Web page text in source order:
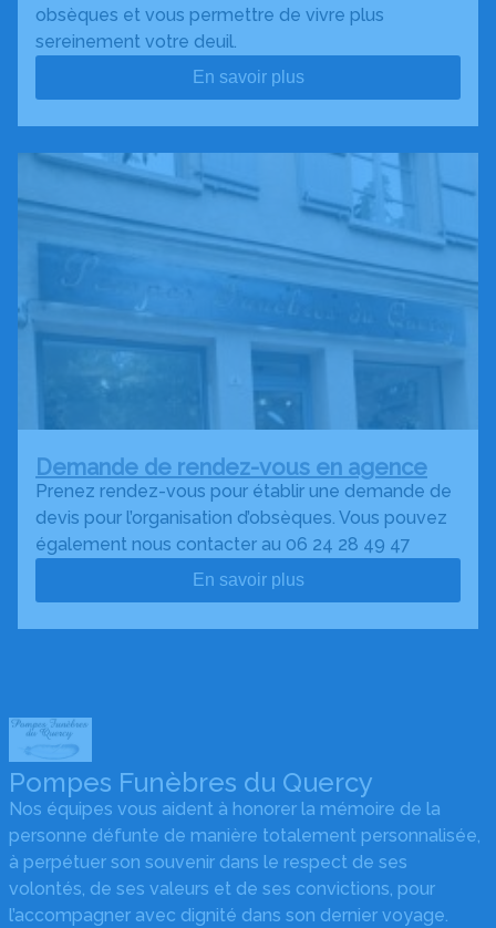
obsèques et vous permettre de vivre plus
sereinement votre deuil.
En savoir plus
Demande de rendez-vous en agence
Prenez rendez-vous pour établir une demande de
devis pour l’organisation d’obsèques. Vous pouvez
également nous contacter au 06 24 28 49 47
En savoir plus
Pompes Funèbres du Quercy
Nos équipes vous aident à honorer la mémoire de la
personne défunte de manière totalement personnalisée,
à perpétuer son souvenir dans le respect de ses
volontés, de ses valeurs et de ses convictions, pour
l’accompagner avec dignité dans son dernier voyage.